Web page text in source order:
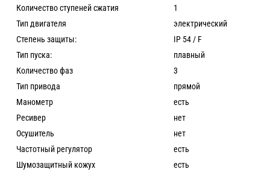
Количество ступеней сжатия
1
Тип двигателя
электрический
Степень защиты:
IP 54 / F
Тип пуска:
плавный
Количество фаз
3
Тип привода
прямой
Манометр
есть
Ресивер
нет
Осушитель
нет
Частотный регулятор
есть
Шумозащитный кожух
есть